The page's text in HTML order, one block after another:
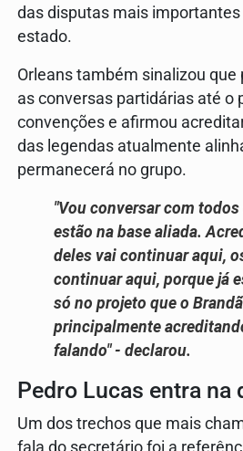
das disputas mais
estado.
Orleans também sinalizou
as conversas partidárias até o
convenções e afirmou
das legendas atualmente
permanecerá no grupo.
"Vou conversar com
estão na base aliada.
deles vai continuar aqui,
continuar aqui, porque já
só no projeto que o
principalmente
falando" - declarou.
Pedro Lucas entra na
Um dos trechos que mais